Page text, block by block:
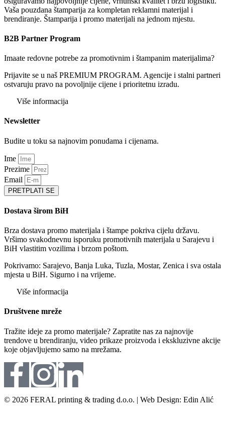
Vaša pouzdana štamparija za kompletan reklamni materijal i
brendiranje. Štamparija i promo materijali na jednom mjestu.
B2B Partner Program
Imaate redovne potrebe za promotivnim i štampanim materijalima?
Prijavite se u naš PREMIUM PROGRAM. Agencije i stalni partneri
ostvaruju pravo na povoljnije cijene i prioritetnu izradu.
Više informacija
Newsletter
Budite u toku sa najnovim ponudama i cijenama.
Ime
Prezime
Email
PRETPLATI SE
Dostava širom BiH
Brza dostava promo materijala i štampe pokriva cijelu državu.
Vršimo svakodnevnu isporuku promotivnih materijala u Sarajevu i
BiH vlastitim vozilima i brzom poštom.
Pokrivamo: Sarajevo, Banja Luka, Tuzla, Mostar, Zenica i sva ostala
mjesta u BiH. Sigurno i na vrijeme.
Više informacija
Društvene mreže
Tražite ideje za promo materijale? Zapratite nas za najnovije
trendove u brendiranju, video prikaze proizvoda i ekskluzivne akcije
koje objavljujemo samo na mrežama.
© 2026 FERAL printing & trading d.o.o. | Web Design: Edin Alić